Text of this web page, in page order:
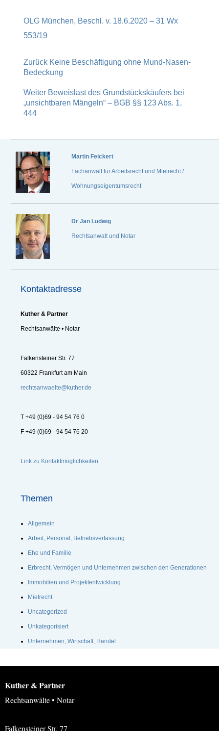
OLG München, Beschl. v. 18.6.2020 – 31 Wx
553/19
Zurück Keine Beschäftigung ohne Mund-Nasen-
Bedeckung
Weiter Beweislast des Grundstückskäufers bei
„unsichtbaren Mängeln“ – BGB §§ 123 Abs. 1,
444
Martin Feickert
Fachanwalt für Arbeitsrecht und Mietrecht /
Wohnungseigentumsrecht
Dr Jan Ludwig
Rechtsanwalt und Notar
Kontaktadresse
Kuther & Partner
Rechtsanwälte • Notar
Falkensteiner Str. 77
60322 Frankfurt am Main
rechtsanwaelte@kuther.de
T +49 (0)69 - 94 54 76 0
F +49 (0)69 - 94 54 76 20
Link zu Kontaktmöglichkeiten
Themen
Allgemein
Arbeit, Personal, Betriebsverfassung
Ehe und Familie
Erbrecht, Vermögen und Unternehmen zwischen den Generationen
Immobilien und Projektentwicklung
Mietrecht
Uncategorized
Unkategorisiert
Unternehmen, Wirtschaft, Handel
Kuther & Partner
Rechtsanwälte • Notar
Falkensteiner Str. 77